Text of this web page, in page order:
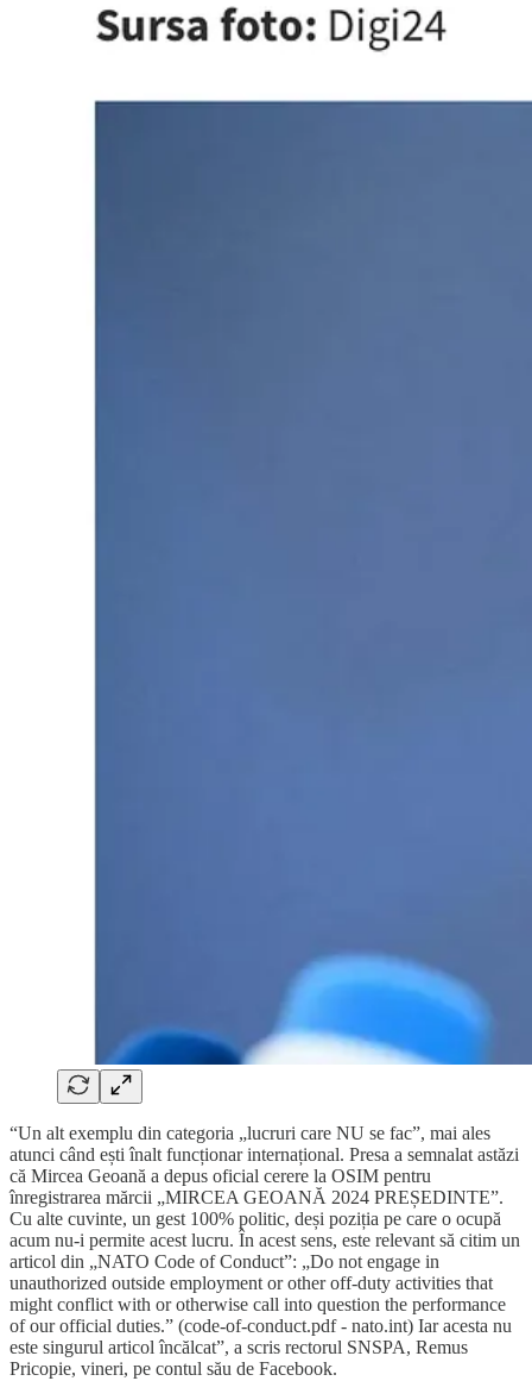
“Un alt exemplu din categoria „lucruri care NU se fac”, mai ales
atunci când ești înalt funcționar internațional. Presa a semnalat astăzi
că Mircea Geoană a depus oficial cerere la OSIM pentru
înregistrarea mărcii „MIRCEA GEOANĂ 2024 PREȘEDINTE”.
Cu alte cuvinte, un gest 100% politic, deși poziția pe care o ocupă
acum nu-i permite acest lucru. În acest sens, este relevant să citim un
articol din „NATO Code of Conduct”: „Do not engage in
unauthorized outside employment or other off-duty activities that
might conflict with or otherwise call into question the performance
of our official duties.” (code-of-conduct.pdf - nato.int) Iar acesta nu
este singurul articol încălcat”, a scris rectorul SNSPA, Remus
Pricopie, vineri, pe contul său de Facebook.